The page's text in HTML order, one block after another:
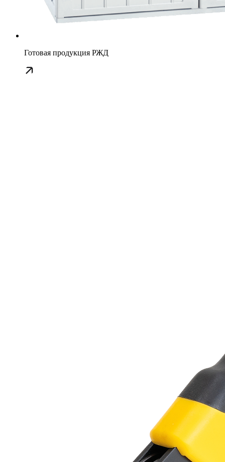
Готовая продукция РЖД